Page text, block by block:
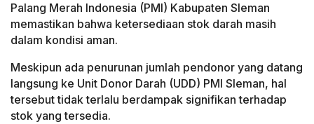
Palang Merah Indonesia (PMI) Kabupaten Sleman
memastikan bahwa ketersediaan stok darah masih
dalam kondisi aman.
Meskipun ada penurunan jumlah pendonor yang datang
langsung ke Unit Donor Darah (UDD) PMI Sleman, hal
tersebut tidak terlalu berdampak signifikan terhadap
stok yang tersedia.